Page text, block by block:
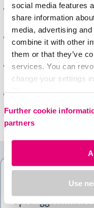
social media features
share information
media, advertising
combine it with other
them or that they’ve
services. You can
change your settings
Further cookie
partners
Use
Kapselzerrung oder -
Umknicken
Knöcherne
Außenknöchel oder
Knorpelschäden im
Umknicken können
und Wadenbein kann
sein.
nach